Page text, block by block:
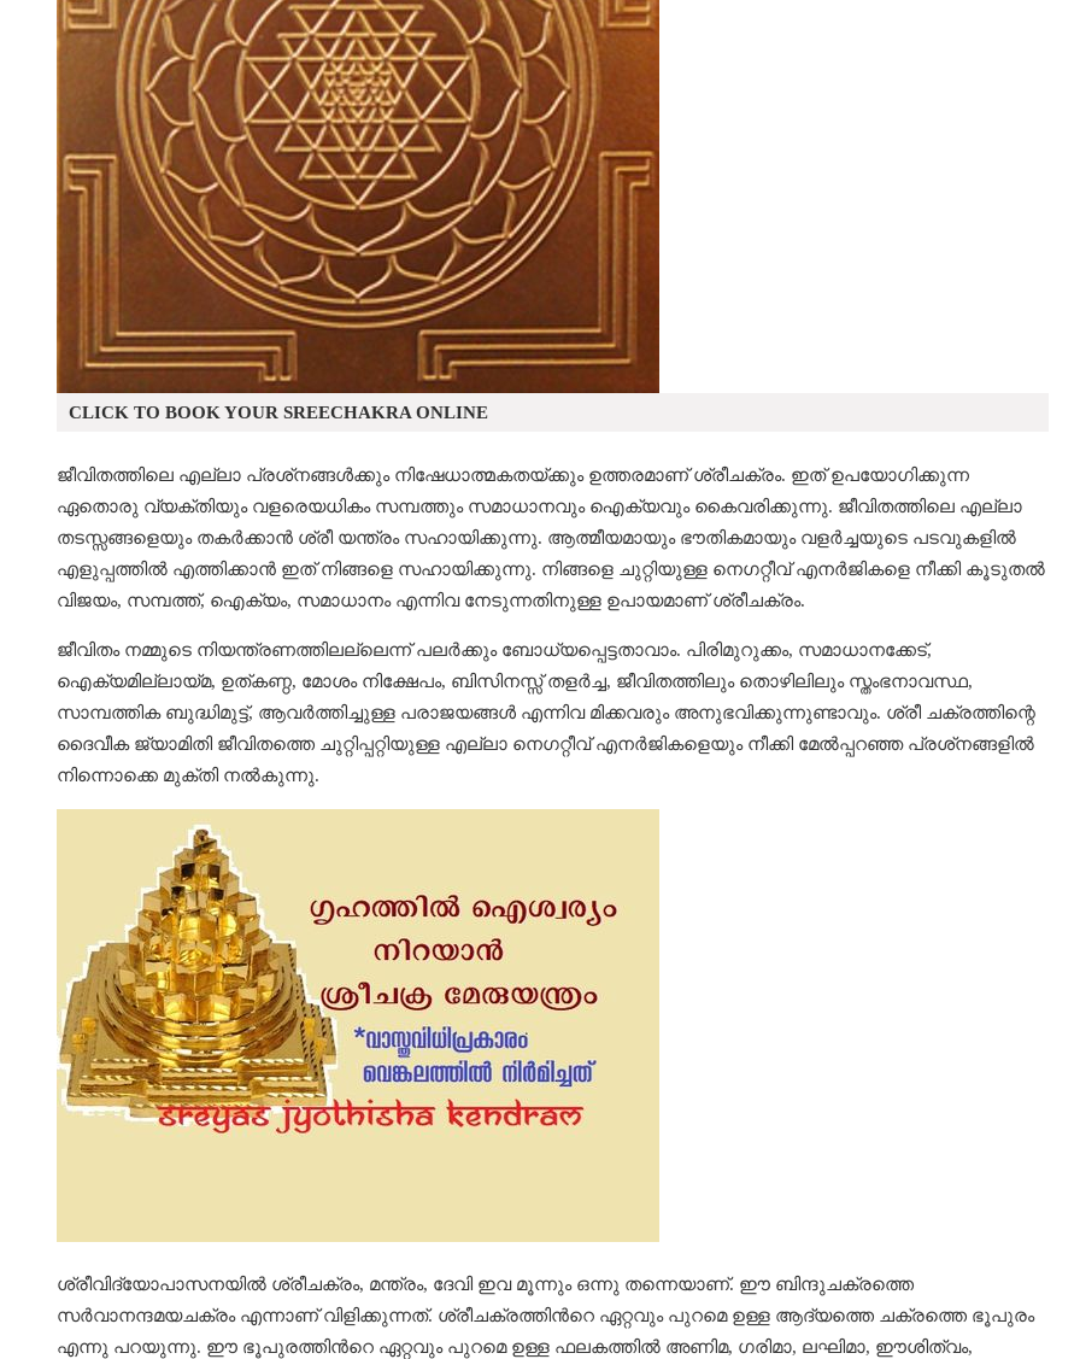
CLICK TO BOOK YOUR SREECHAKRA ONLINE
ജീവിതത്തിലെ എല്ലാ പ്രശ്‌നങ്ങള്‍ക്കും നിഷേധാത്മകതയ്ക്കും ഉത്തരമാണ് ശ്രീചക്രം. ഇത് ഉപയോഗിക്കുന്ന
ഏതൊരു വ്യക്തിയും വളരെയധികം സമ്പത്തും സമാധാനവും ഐക്യവും കൈവരിക്കുന്നു. ജീവിതത്തിലെ എല്ലാ
തടസ്സങ്ങളെയും തകര്‍ക്കാന്‍ ശ്രീ യന്ത്രം സഹായിക്കുന്നു. ആത്മീയമായും ഭൗതികമായും വളര്‍ച്ചയുടെ പടവുകളില്‍
എളുപ്പത്തില്‍ എത്തിക്കാന്‍ ഇത് നിങ്ങളെ സഹായിക്കുന്നു. നിങ്ങളെ ചുറ്റിയുള്ള നെഗറ്റീവ് എനര്‍ജികളെ നീക്കി കൂടുതല്‍
വിജയം, സമ്പത്ത്, ഐക്യം, സമാധാനം എന്നിവ നേടുന്നതിനുള്ള ഉപായമാണ് ശ്രീചക്രം.
ജീവിതം നമ്മുടെ നിയന്ത്രണത്തിലല്ലെന്ന് പലര്‍ക്കും ബോധ്യപ്പെട്ടതാവാം. പിരിമുറുക്കം, സമാധാനക്കേട്,
ഐക്യമില്ലായ്മ, ഉത്കണ്ഠ, മോശം നിക്ഷേപം, ബിസിനസ്സ് തളര്‍ച്ച, ജീവിതത്തിലും തൊഴിലിലും സ്തംഭനാവസ്ഥ,
സാമ്പത്തിക ബുദ്ധിമുട്ട്, ആവര്‍ത്തിച്ചുള്ള പരാജയങ്ങള്‍ എന്നിവ മിക്കവരും അനുഭവിക്കുന്നുണ്ടാവും. ശ്രീ ചക്രത്തിന്റെ
ദൈവീക ജ്യാമിതി ജീവിതത്തെ ചുറ്റിപ്പറ്റിയുള്ള എല്ലാ നെഗറ്റീവ് എനര്‍ജികളെയും നീക്കി മേല്‍പ്പറഞ്ഞ പ്രശ്‌നങ്ങളില്‍
നിന്നൊക്കെ മുക്തി നല്‍കുന്നു.
ശ്രീവിദ്യോപാസനയിൽ ശ്രീചക്രം, മന്ത്രം, ദേവി ഇവ മൂന്നും ഒന്നു തന്നെയാണ്. ഈ ബിന്ദുചക്രത്തെ
സർവാനന്ദമയചക്രം എന്നാണ് വിളിക്കുന്നത്. ശ്രീചക്രത്തിന്‍റെ ഏറ്റവും പുറമെ ഉള്ള ആദ്യത്തെ ചക്രത്തെ ഭൂപുരം
എന്നു പറയുന്നു. ഈ ഭൂപുരത്തിന്‍റെ ഏറ്റവും പുറമെ ഉള്ള ഫലകത്തിൽ അണിമ, ഗരിമാ, ലഘിമാ, ഈശിത്വം,